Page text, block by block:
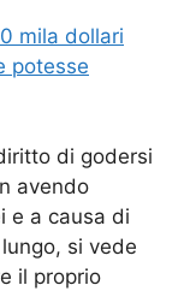
mila dollari
potesse
di godersi
avendo
e a causa di
si vede
il proprio